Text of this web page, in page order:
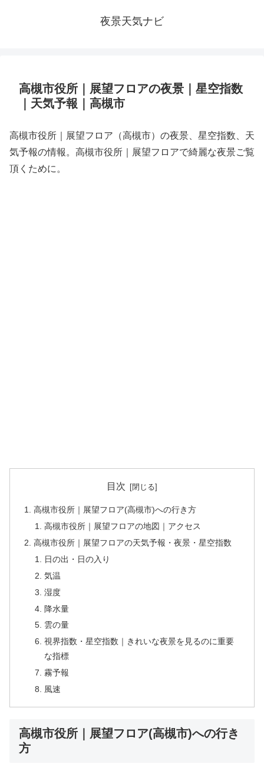
夜景天気ナビ
高槻市役所｜展望フロアの夜景｜星空指数
｜天気予報｜高槻市
高槻市役所｜展望フロア（高槻市）の夜景、星空指数、天
気予報の情報。高槻市役所｜展望フロアで綺麗な夜景ご覧
頂くために。
目次
高槻市役所｜展望フロア(高槻市)への行き方
高槻市役所｜展望フロアの地図｜アクセス
高槻市役所｜展望フロアの天気予報・夜景・星空指数
日の出・日の入り
気温
湿度
降水量
雲の量
視界指数・星空指数｜きれいな夜景を見るのに重要
な指標
霧予報
風速
高槻市役所｜展望フロア(高槻市)への行き
方